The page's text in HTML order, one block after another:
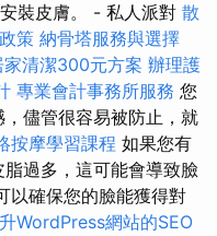
裝皮膚。 - 私人派對 散
策 納骨塔服務與選擇
家清潔300元方案 辦理護
專業會計事務所服務 您
儘管很容易被防止，就
按摩學習課程 如果您有
過多，這可能會導致臉
以確保您的臉能獲得對
WordPress網站的SEO